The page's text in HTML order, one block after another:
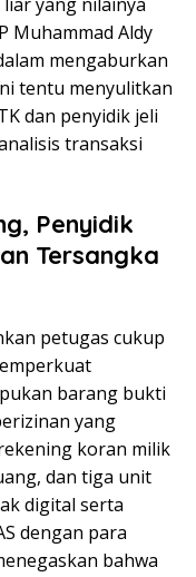
Muhammad Aldy
mengaburkan
tentu menyulitkan
dan penyidik jeli
transaksi
Penyidik
Tersangka
petugas cukup
barang bukti
yang
koran milik
dan tiga unit
digital serta
dengan para
bahwa